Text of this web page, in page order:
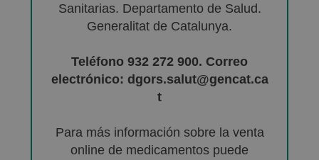
Sanitarias. Departamento de Salud.
Generalitat de Catalunya.
Teléfono 932 272 900. Correo
electrónico: dgors.salut@gencat.ca
t
Para más información sobre la venta
online de medicamentos puede